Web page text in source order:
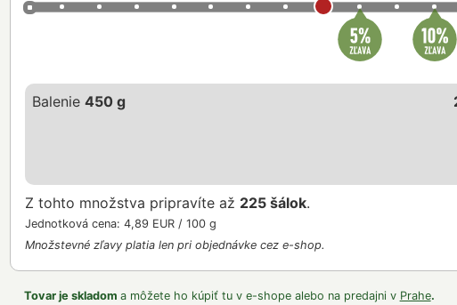
Balenie 450 g
Z tohto množstva pripravíte až 225 šálok.
Jednotková cena: 4,89 EUR / 100 g
Množstevné zľavy platia len pri objednávke cez e-shop.
Tovar je skladom a môžete ho kúpiť tu v e-shope alebo na predajni v Prahe.